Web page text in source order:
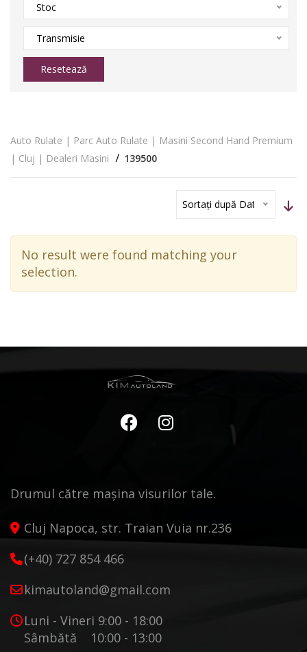
Stoc
Transmisie
Resetează
Auto Rulate | Parc Auto Rulate | Masini Second Hand Premium
| Cluj | Dealeri Masini
139500
Sortați după Dată
No result were found matching your
selection.
Drumul către mașina visurilor tale.
Cluj Napoca, str. Traian Vuia nr.236
(+40) 727 854 466
kimautoland@gmail.com
Luni - Vineri 9:00 - 18:00
Sâmbătă 10:00 - 13:00